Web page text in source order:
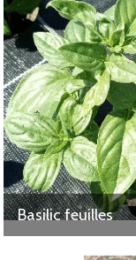
Basilic feuilles